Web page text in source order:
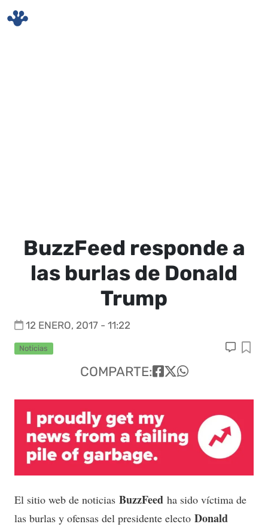
BuzzFeed responde a
las burlas de Donald
Trump
12 ENERO, 2017 - 11:22
Noticias
COMPARTE:
El sitio web de noticias BuzzFeed ha sido víctima de
las burlas y ofensas del presidente electo Donald